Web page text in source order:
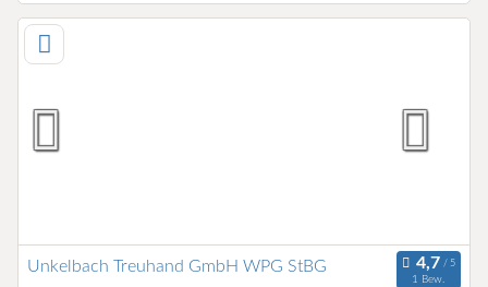
Unkelbach Treuhand GmbH WPG StBG
1 Bew.